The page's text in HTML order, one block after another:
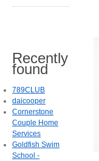
Recently
found
789CLUB
daicooper
Cornerstone
Couple Home
Services
Goldfish Swim
School -